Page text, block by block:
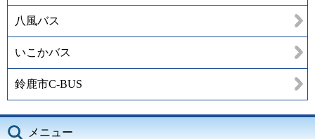
八風バス
いこかバス
鈴鹿市C-BUS
メニュー